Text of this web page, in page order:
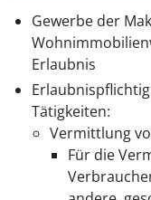
Gewerbe der
Erlaubnis
Tätigkeiten:
Vermittlung
Für die